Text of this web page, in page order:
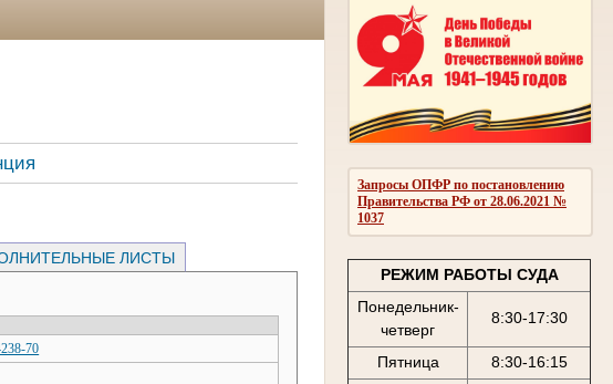
Запросы ОПФР по постановлению
Правительства РФ от 28.06.2021 №
1037
РЕЖИМ РАБОТЫ СУДА
Понедельник-
четверг
8:30-17:30
Пятница
8:30-16:15
ЛИСТЫ
70